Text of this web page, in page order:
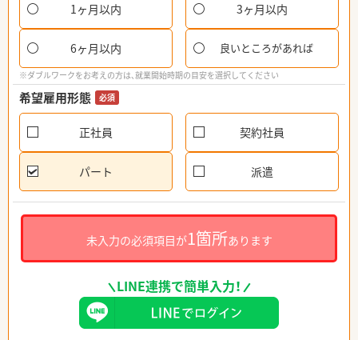
1ヶ月以内 3ヶ月以内
6ヶ月以内 良いところがあれば
※ダブルワークをお考えの方は、就業開始時期の目安を選択してください
希望雇用形態 必須
正社員 契約社員
パート 派遣
未入力の必須項目が1箇所あります
LINE連携で簡単入力！